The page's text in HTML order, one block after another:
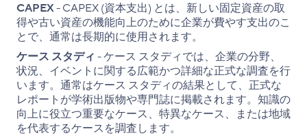
CAPEX- CAPEX (資本支出) とは、新しい固定資産の取
得や古い資産の機能向上のために企業が費やす支出のこ
とで、通常は長期的に使用されます。
ケース スタディ - ケース スタディでは、企業の分野、
状況、イベントに関する広範かつ詳細な正式な調査を行
います。通常はケース スタディの結果として、正式な
レポートが学術出版物や専門誌に掲載されます。知識の
向上に役立つ重要なケース、特異なケース、または地域
を代表するケースを調査します。